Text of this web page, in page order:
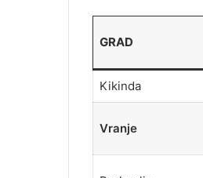
GRAD
Kikinda
Vranje